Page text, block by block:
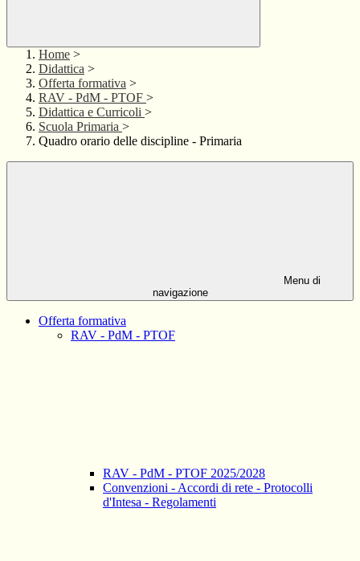
Home >
Didattica >
Offerta formativa >
RAV - PdM - PTOF >
Didattica e Curricoli >
Scuola Primaria >
Quadro orario delle discipline - Primaria
Menu di
navigazione
Offerta formativa
RAV - PdM - PTOF
RAV - PdM - PTOF 2025/2028
Convenzioni - Accordi di rete - Protocolli
d'Intesa - Regolamenti